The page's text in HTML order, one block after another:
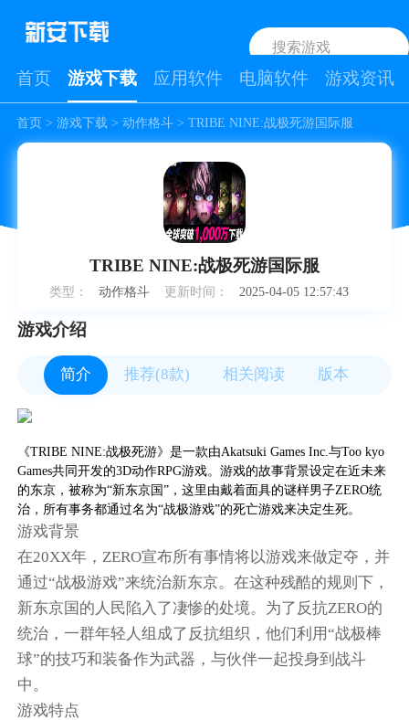
首页 游戏下载 应用软件 电脑软件 游戏资讯
首页> 游戏下载 > 动作格斗> TRIBE NINE:战极死游国际服
TRIBE NINE:战极死游国际服
类型： 动作格斗 更新时间： 2025-04-05 12:57:43
游戏介绍
简介 推荐(8款) 相关阅读 版本
《TRIBE NINE:战极死游》是一款由Akatsuki Games Inc.与Too kyo
Games共同开发的3D动作RPG游戏。游戏的故事背景设定在近未来
的东京，被称为“新东京国”，这里由戴着面具的谜样男子ZERO统
治，所有事务都通过名为“战极游戏”的死亡游戏来决定生死。
游戏背景
在20XX年，ZERO宣布所有事情将以游戏来做定夺，并
通过“战极游戏”来统治新东京。在这种残酷的规则下，
新东京国的人民陷入了凄惨的处境。为了反抗ZERO的
统治，一群年轻人组成了反抗组织，他们利用“战极棒
球”的技巧和装备作为武器，与伙伴一起投身到战斗
中。
游戏特点